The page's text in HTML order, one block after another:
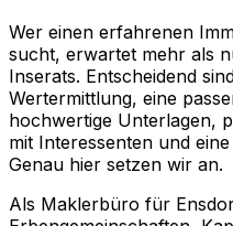
Wer einen erfahrenen
sucht, erwartet mehr als
Inserats. Entscheidend
Wertermittlung, eine
hochwertige Unterlagen,
mit Interessenten und
Genau hier setzen wir an.
Als Maklerbüro für